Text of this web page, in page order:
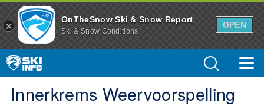
OnTheSnow Ski & Snow Report
Ski & Snow Conditions
OPEN
Innerkrems Weervoorspelling